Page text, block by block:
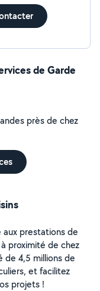
de Garde
près de chez
prestations de
proximité de chez
de 4,5 millions de
et facilitez
projets !